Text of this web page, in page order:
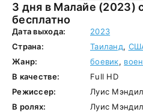
3 дня в Малайе (2023) смотреть онлайн
бесплатно
Дата выхода:
2023
Страна:
Таиланд,
Жанр:
боевик,
В качестве:
Full HD
Режиссер:
Луис
В ролях:
Луис